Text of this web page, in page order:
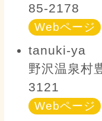
85-2178
Webページ
tanuki-ya
野沢温泉村
3121
Webページ